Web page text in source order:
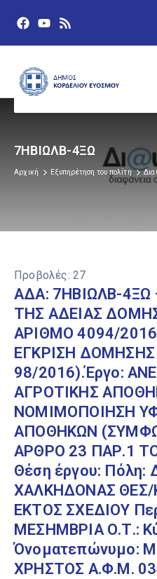
7ΗΒΙΩΛΒ-4ΞΩ
Αρχική Εξυπηρέτηση του πολίτη
Προβολές: 27
ΑΔΑ: 7ΗΒΙΩΛΒ-
ΤΗΣ ΑΔΕΙΑΣ
ΑΡΙΘΜΟ 4094/
ΕΓΚΡΙΣΗ
98/2016).Έργο:
ΑΓΡΟΤΙΚΗΣ
ΝΟΜΙΜΟΠΟΙΗΣΗ
ΑΠΟΘΗΚΩΝ
ΑΡΘΡΟ 23 ΠΑΡ.1
Θέση έργου:
ΧΑΛΚΗΔΟΝΑΣ ΘΕΣ/
ΕΚΤΟΣ ΣΧΕΔΙΟΥ
ΜΕΣΗΜΒΡΙΑ Ο.Τ.:
Όνοματεπώνυμο:
ΧΡΗΣΤΟΣ Α.Φ.Μ.